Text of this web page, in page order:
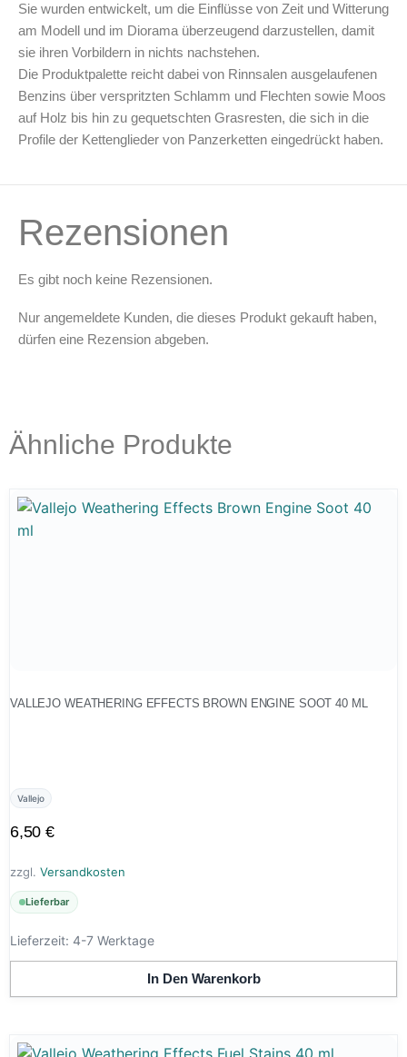
Sie wurden entwickelt, um die Einflüsse von Zeit und Witterung
am Modell und im Diorama überzeugend darzustellen, damit
sie ihren Vorbildern in nichts nachstehen.
Die Produktpalette reicht dabei von Rinnsalen ausgelaufenen
Benzins über verspritzten Schlamm und Flechten sowie Moos
auf Holz bis hin zu gequetschten Grasresten, die sich in die
Profile der Kettenglieder von Panzerketten eingedrückt haben.
Rezensionen
Es gibt noch keine Rezensionen.
Nur angemeldete Kunden, die dieses Produkt gekauft haben,
dürfen eine Rezension abgeben.
Ähnliche Produkte
VALLEJO WEATHERING EFFECTS BROWN ENGINE SOOT 40 ML
Vallejo
6,50€
zzgl. Versandkosten
Lieferbar
Lieferzeit: 4-7 Werktage
In Den Warenkorb